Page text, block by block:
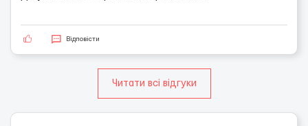
Відповісти
Читати всі відгуки